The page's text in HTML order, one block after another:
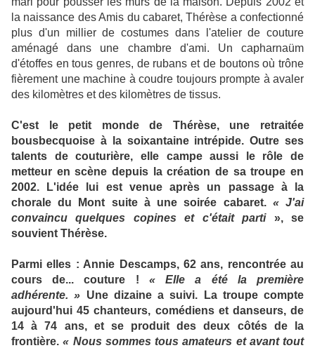
la naissance des Amis du cabaret, Thérèse a confectionné
plus d'un millier de costumes dans l'atelier de couture
aménagé dans une chambre d'ami. Un capharnaüm
d'étoffes en tous genres, de rubans et de boutons où trône
fièrement une machine à coudre toujours prompte à avaler
des kilomètres et des kilomètres de tissus.
C'est le petit monde de Thérèse, une retraitée
bousbecquoise à la soixantaine intrépide. Outre ses
talents de couturière, elle campe aussi le rôle de
metteur en scène depuis la création de sa troupe en
2002. L'idée lui est venue après un passage à la
chorale du Mont suite à une soirée cabaret. « J'ai
convaincu quelques copines et c'était parti », se
souvient Thérèse.
Parmi elles : Annie Descamps, 62 ans, rencontrée au
cours de... couture !
« Elle a été la première
adhérente. » Une dizaine a suivi. La troupe compte
aujourd'hui 45 chanteurs, comédiens et danseurs, de
14 à 74 ans, et se produit des deux côtés de la
frontière.« Nous sommes tous amateurs et avant tout